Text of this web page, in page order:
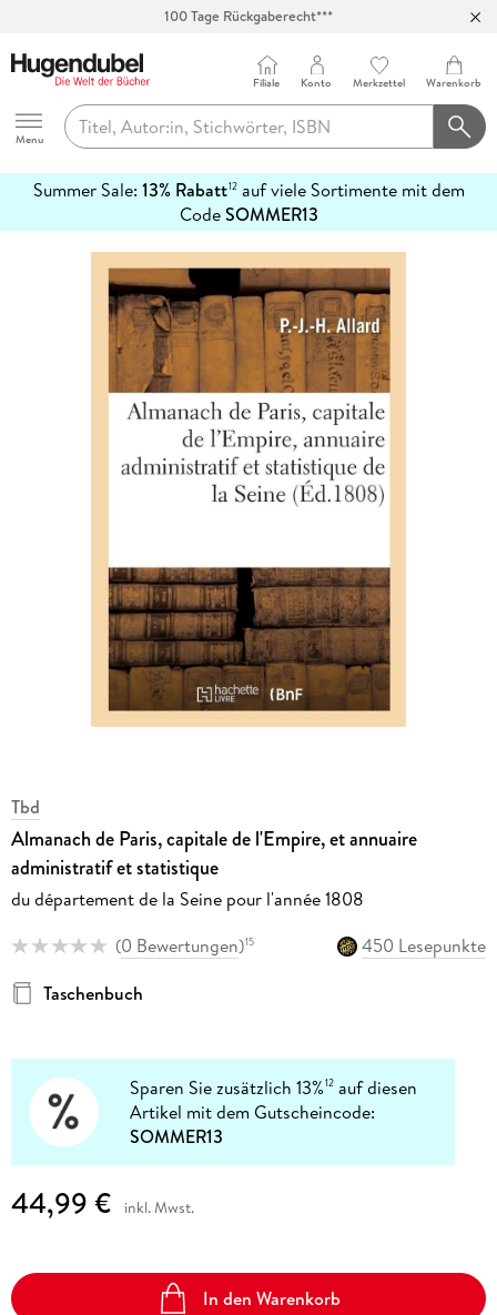
Hugendubel
Menu
Filiale Konto Merkzettel Warenkorb
Summer Sale: 13% Rabatt12auf viele Sortimente mit dem
CodeSOMMER13
erfahren
Tbd
Almanach de Paris, capitale de l'Empire, et annuaire
administratif et statistique
du département de la Seine pour l'année 1808
(0 Bewertungen)15
450 Lesepunkte
Taschenbuch
Sparen Sie zusätzlich 13%12 auf diesen
Artikel mit dem Gutscheincode:
SOMMER13
44,99 € inkl. Mwst.
In den Warenkorb